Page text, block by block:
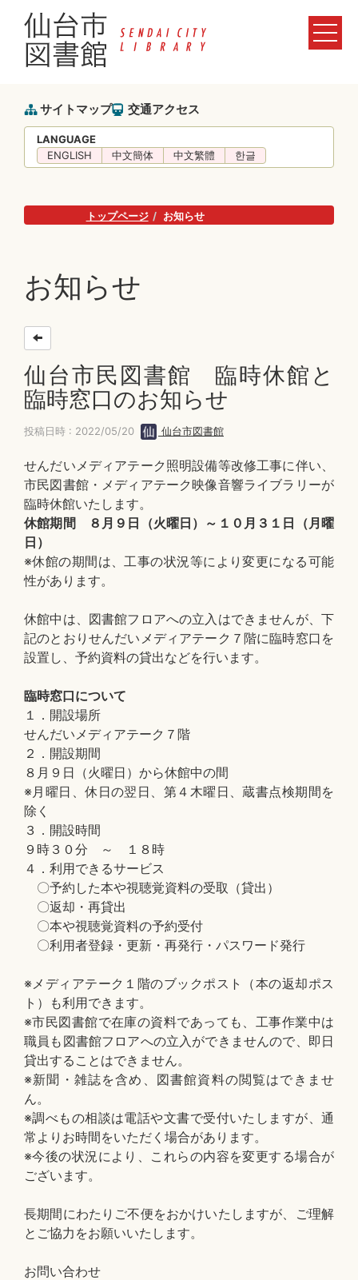
サイトマップ 交通アクセス
LANGUAGE
ENGLISH
中文簡体 中文繁體 한글
トップページ お知らせ
お知らせ
仙台市民図書館 臨時休館と
臨時窓口のお知らせ
投稿日時 : 2022/05/20 仙台市図書館
せんだいメディアテーク照明設備等改修工事に伴い、
市民図書館・メディアテーク映像音響ライブラリーが
臨時休館いたします。
休館期間 ８月９日（火曜日）～１０月３１日（月曜
日）
※休館の期間は、工事の状況等により変更になる可能
性があります。
休館中は、図書館フロアへの立入はできませんが、下
記のとおりせんだいメディアテーク７階に臨時窓口を
設置し、予約資料の貸出などを行います。
臨時窓口について
１．開設場所
せんだいメディアテーク７階
２．開設期間
８月９日（火曜日）から休館中の間
※月曜日、休日の翌日、第４木曜日、蔵書点検期間を
除く
３．開設時間
９時３０分 ～ １８時
４．利用できるサービス
〇予約した本や視聴覚資料の受取（貸出）
〇返却・再貸出
〇本や視聴覚資料の予約受付
〇利用者登録・更新・再発行・パスワード発行
※メディアテーク１階のブックポスト（本の返却ポス
ト）も利用できます。
※市民図書館で在庫の資料であっても、工事作業中は
職員も図書館フロアへの立入ができませんので、即日
貸出することはできません。
※新聞・雑誌を含め、図書館資料の閲覧はできませ
ん。
※調べもの相談は電話や文書で受付いたしますが、通
常よりお時間をいただく場合があります。
※今後の状況により、これらの内容を変更する場合が
ございます。
長期間にわたりご不便をおかけいたしますが、ご理解
とご協力をお願いいたします。
お問い合わせ